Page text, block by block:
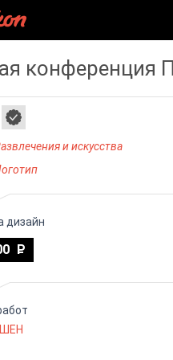
конференция
и искусства
дизайн